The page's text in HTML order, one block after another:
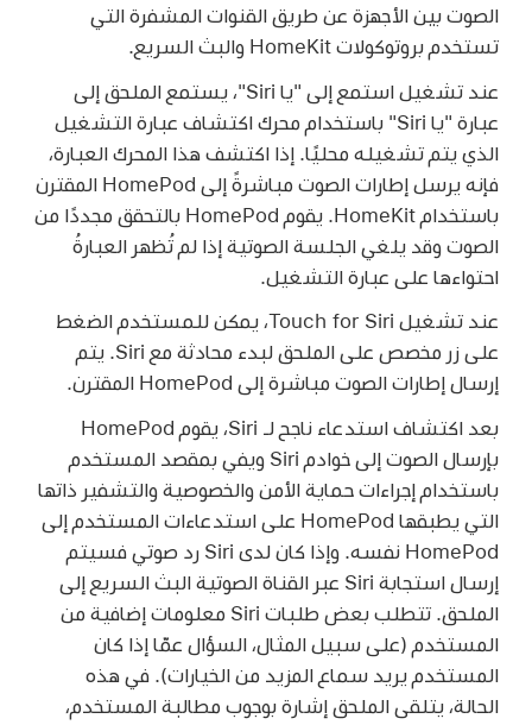
الصوت بين الأجهزة عن طريق القنوات المشفرة التي
تستخدم بروتوكولات HomeKit والبث السريع.
عند تشغيل استمع إلى "يا Siri"، يستمع الملحق إلى
عبارة "يا Siri" باستخدام محرك اكتشاف عبارة التشغيل
الذي يتم تشغيله محليًا. إذا اكتشف هذا المحرك العبارة،
فإنه يرسل إطارات الصوت مباشرةً إلى HomePod المقترن
باستخدام HomeKit. يقوم HomePod بالتحقق مجددًا من
الصوت وقد يلغي الجلسة الصوتية إذا لم تُظهر العبارةُ
احتواءها على عبارة التشغيل.
عند تشغيل Touch for Siri، يمكن للمستخدم الضغط
على زر مخصص على الملحق لبدء محادثة مع Siri. يتم
إرسال إطارات الصوت مباشرة إلى HomePod المقترن.
بعد اكتشاف استدعاء ناجح لـ Siri، يقوم HomePod
بإرسال الصوت إلى خوادم Siri ويفي بمقصد المستخدم
باستخدام إجراءات حماية الأمن والخصوصية والتشفير ذاتها
التي يطبقها HomePod على استدعاءات المستخدم إلى
HomePod نفسه. وإذا كان لدى Siri رد صوتي فسيتم
إرسال استجابة Siri عبر القناة الصوتية البث السريع إلى
الملحق. تتطلب بعض طلبات Siri معلومات إضافية من
المستخدم (على سبيل المثال، السؤال عمّا إذا كان
المستخدم يريد سماع المزيد من الخيارات). في هذه
الحالة، يتلقى الملحق إشارة بوجوب مطالبة المستخدم،